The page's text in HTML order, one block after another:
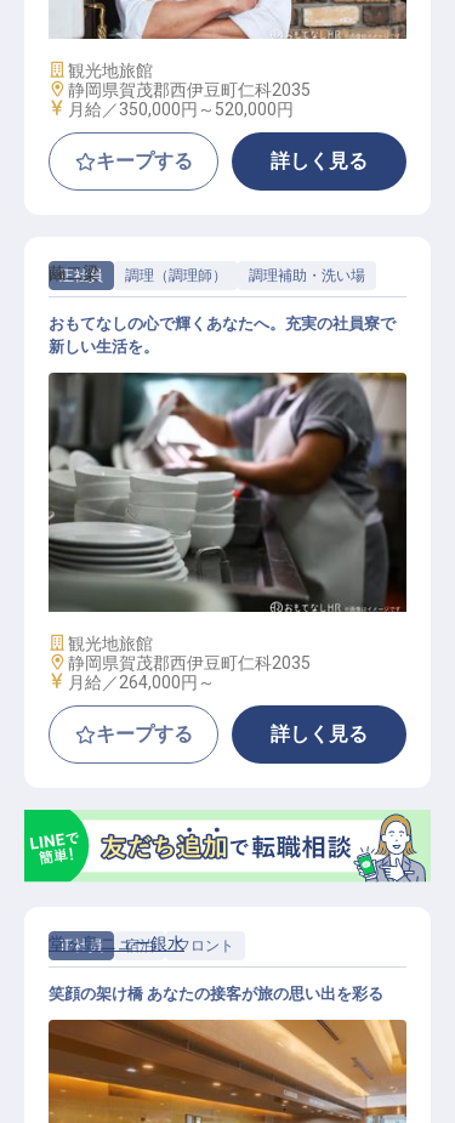
施設業態
観光地旅館
勤務地
静岡県賀茂郡西伊豆町仁科2035
給与
月給／350,000円～ 520,000円
キープする 詳しく見る
正社員 調理（調理師） 調理補助・洗い場
調理補助【繭二梁】
繭二梁
おもてなしの心で輝くあなたへ。充実の社員寮で
新しい生活を。
施設業態
観光地旅館
勤務地
静岡県賀茂郡西伊豆町仁科2035
給与
月給／264,000円～
キープする 詳しく見る
正社員 宿泊 フロント
堂ヶ島ニュー銀水
笑顔の架け橋 あなたの接客が旅の思い出を彩る